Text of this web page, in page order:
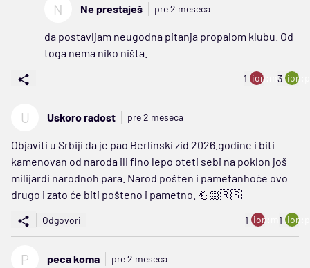
N Ne prestaješ pre 2 meseca
da postavljam neugodna pitanja propalom klubu. Od
toga nema niko ništa.
1 ion:minus
3
U Uskoro radost pre 2 meseca
Objaviti u Srbiji da je pao Berlinski zid 2026.godine i biti
kamenovan od naroda ili fino lepo oteti sebi na poklon još
milijardi narodnoh para. Narod pošten i pametanhoće ovo
drugo i zato će biti pošteno i pametno. 💪🏻🇷🇸
Odgovori 1 ion:minus
1
P peca koma pre 2 meseca